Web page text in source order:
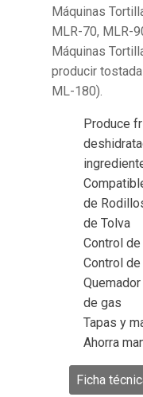
Máquinas
MLR-70, MLR-
Máquinas
producir
ML-180).
Produce
de
de Tolva
Control
Control
de gas
Tapas y
Ahorra
Ficha